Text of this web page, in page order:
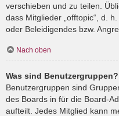
verschieben und zu teilen.
dass Mitglieder „offtopic“, d.
oder Beleidigendes bzw.
Nach oben
Was sind Benutzergruppen?
Benutzergruppen sind
des Boards in für die Board-
aufteilt. Jedes Mitglied kann